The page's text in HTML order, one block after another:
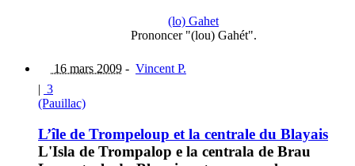
(lo) Gahet
Prononcer "(lou) Gahét".
16 mars 2009 - Vincent P.
| 3
(Pauillac)
L’île de Trompeloup et la centrale du Blayais
L'Isla de Trompalop e la centrala de Brau